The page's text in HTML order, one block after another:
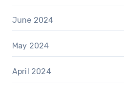
June 2024
May 2024
April 2024